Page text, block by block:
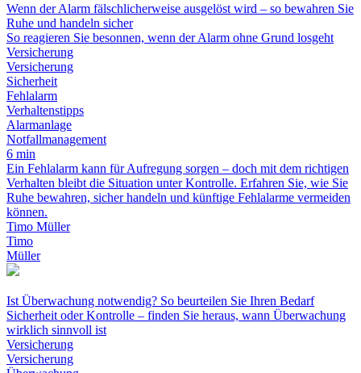
Wenn der Alarm fälschlicherweise ausgelöst wird – so bewahren Sie
Ruhe und handeln sicher
So reagieren Sie besonnen, wenn der Alarm ohne Grund losgeht
Versicherung
Versicherung
Sicherheit
Fehlalarm
Verhaltenstipps
Alarmanlage
Notfallmanagement
6 min
Ein Fehlalarm kann für Aufregung sorgen – doch mit dem richtigen
Verhalten bleibt die Situation unter Kontrolle. Erfahren Sie, wie Sie
Ruhe bewahren, sicher handeln und künftige Fehlalarme vermeiden
können.
Timo Müller
Timo
Müller
Ist Überwachung notwendig? So beurteilen Sie Ihren Bedarf
Sicherheit oder Kontrolle – finden Sie heraus, wann Überwachung
wirklich sinnvoll ist
Versicherung
Versicherung